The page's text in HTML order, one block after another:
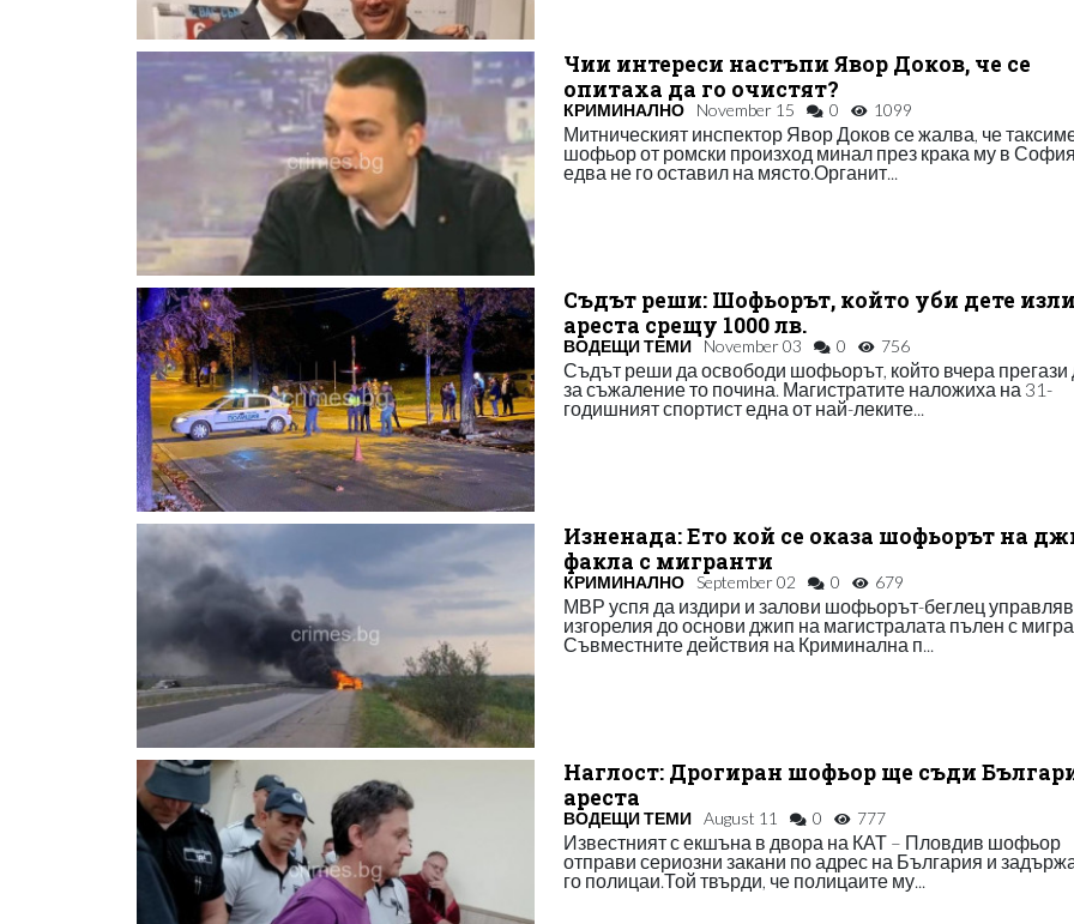
Чии интереси настъпи Явор Доков, че се
опитаха да го очистят?
КРИМИНАЛНО November 15 0 1099
Митническият инспектор Явор Доков се жалва, че
шофьор от ромски произход минал през крака му в
едва не го оставил на място.Органит...
Съдът реши: Шофьорът, който уби дете
ареста срещу 1000 лв.
ВОДЕЩИ ТЕМИ November 03 0 756
Съдът реши да освободи шофьорът, който вчера прегази
за съжаление то почина. Магистратите наложиха на 31-
годишният спортист една от най-леките...
Изненада: Ето кой се оказа шофьорът на
факла с мигранти
КРИМИНАЛНО September 02 0 679
МВР успя да издири и залови шофьорът-беглец
изгорелия до основи джип на магистралата пълен с
Съвместните действия на Криминална п...
Наглост: Дрогиран шофьор ще съди
ареста
ВОДЕЩИ ТЕМИ August 11 0 777
Известният с екшъна в двора на КАТ – Пловдив шофьор
отправи сериозни закани по адрес на България и
го полицаи.Той твърди, че полицаите му...